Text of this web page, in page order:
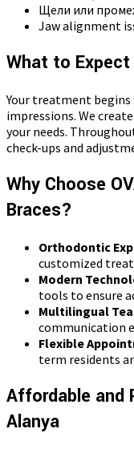
Щели или
Jaw alignment
What to Expect
Your treatment
impressions. We
your needs.
check-ups and
Why Choose
Braces?
Orthodontic
customized
Modern
tools to ensure
Multilingual
communication
Flexible
term residents
Affordable and
Alanya